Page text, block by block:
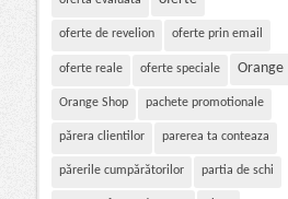
oferte de revelion oferte prin email
oferte reale oferte speciale Orange
Orange Shop pachete promotionale
părera clientilor parerea ta conteaza
părerile cumpărătorilor partia de schi